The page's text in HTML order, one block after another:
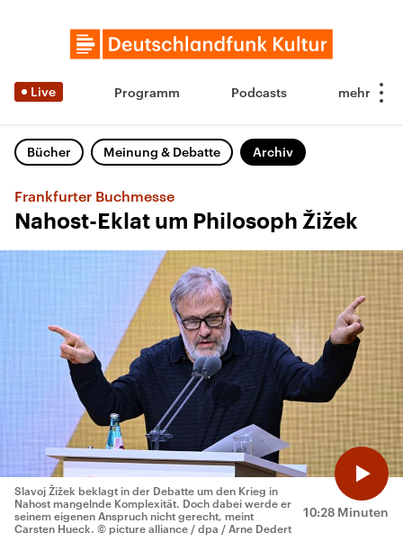
Live Programm Podcasts
Bücher Meinung & Debatte Archiv
Frankfurter Buchmesse
Nahost-Eklat um Philosoph Žižek
10:28 Minuten
Slavoj Žižek beklagt in der Debatte um den Krieg in
Nahost mangelnde Komplexität. Doch dabei werde er
seinem eigenen Anspruch nicht gerecht, meint
Carsten Hueck. © picture alliance / dpa / Arne Dedert